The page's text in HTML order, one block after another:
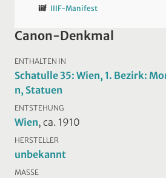
IIIF-Manifest
Canon-Denkmal
ENTHALTEN IN
Schatulle 35: Wien, 1. Bezirk:
n, Statuen
ENTSTEHUNG
Wien, ca. 1910
HERSTELLER
unbekannt
MASSE